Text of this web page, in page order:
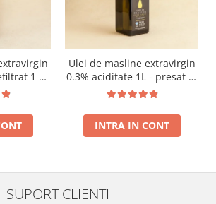
1 L -
Ulei de masline extravirgin
0.3% aciditate 1L - presat la
rece RECOLTA NOUA
INTRA IN CONT
SUPORT CLIENTI